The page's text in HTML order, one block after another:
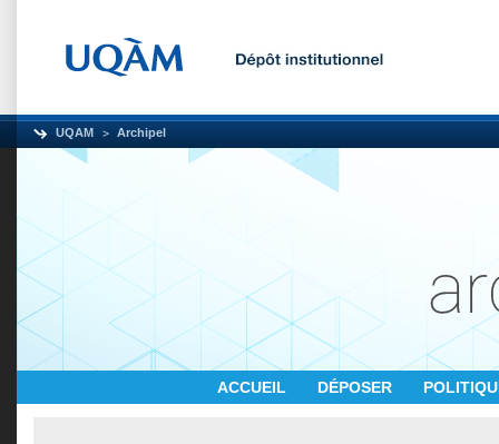
UQAM Archipel
ACCUEIL DÉPOSER